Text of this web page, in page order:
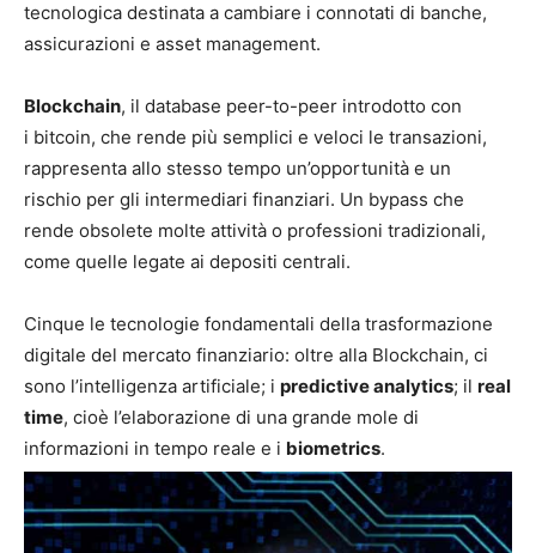
tecnologica destinata a cambiare i connotati di banche,
assicurazioni e asset management.
Blockchain, il database peer-to-peer introdotto con
i bitcoin, che rende più semplici e veloci le transazioni,
rappresenta allo stesso tempo un’opportunità e un
rischio per gli intermediari finanziari. Un bypass che
rende obsolete molte attività o professioni tradizionali,
come quelle legate ai depositi centrali.
Cinque le tecnologie fondamentali della trasformazione
digitale del mercato finanziario: oltre alla Blockchain, ci
sono l’intelligenza artificiale; i predictive analytics; il real
time, cioè l’elaborazione di una grande mole di
informazioni in tempo reale e i biometrics.